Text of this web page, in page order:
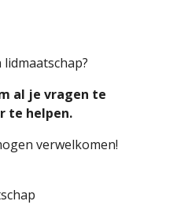
al je vragen te
te helpen.
verwelkomen!